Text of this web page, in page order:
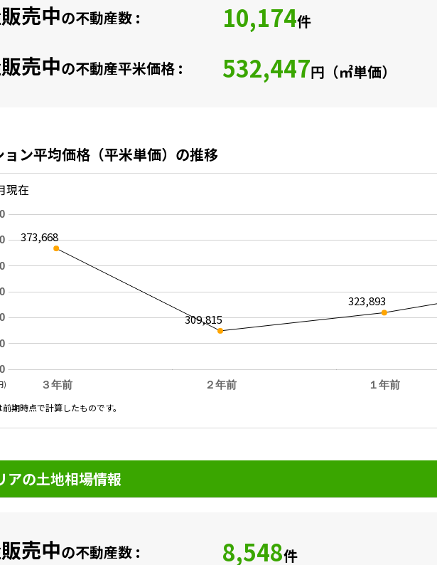
販売中の不動産数 : 10,174件
販売中の不動産平米価格 : 532,447円（㎡単価）
ョン平均価格（平米単価）の推移
現在
３年前 ２年前 １年前
373,668
309,815
323,893
)
期時点で計算したものです。
アの土地相場情報
販売中の不動産数 : 8,548件